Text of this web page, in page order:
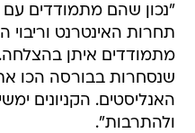
"נכון שהם מתמודדים עם
תחרות האינטרנט
שנסחרות בבורסה הכו
האנליסטים. הקניונים
ולהתרבות".